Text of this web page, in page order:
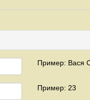
Пример: Вася
Пример: 23